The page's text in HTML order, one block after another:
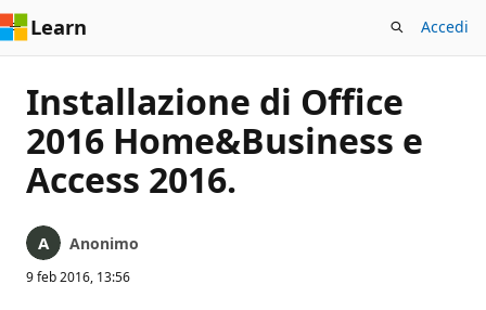
Learn Accedi
Installazione di Office
2016 Home&Business e
Access 2016.
Anonimo
9 feb 2016, 13:56